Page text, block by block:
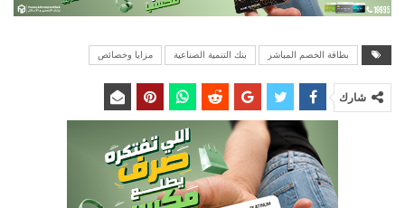
بطاقة الخصم المباشر بنك التنمية الصناعية مزايا وخصائص
شارك